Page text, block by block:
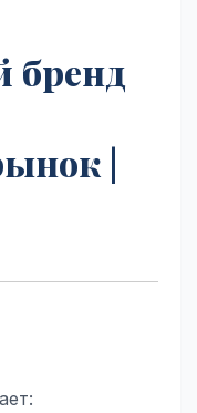
бренд
|